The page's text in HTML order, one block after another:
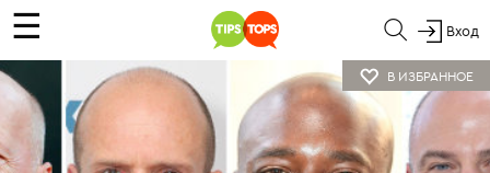
☰ Вход
В ИЗБРАННОЕ